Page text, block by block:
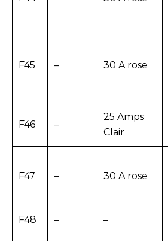
F45 – 30 A rose
F46 –
25 Amps
Clair
F47 – 30 A rose
F48 – –